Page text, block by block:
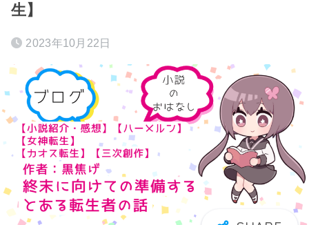
生】
2023年10月22日